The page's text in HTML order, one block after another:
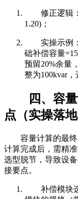
修正逻辑
1.20)；
实操示例
础补偿容量
预留20%余量
整为100kvar，
四、容
点（实操落
容量计算的最
计算完成后，需精
选型脱节，导致设
接要点。
补偿模块